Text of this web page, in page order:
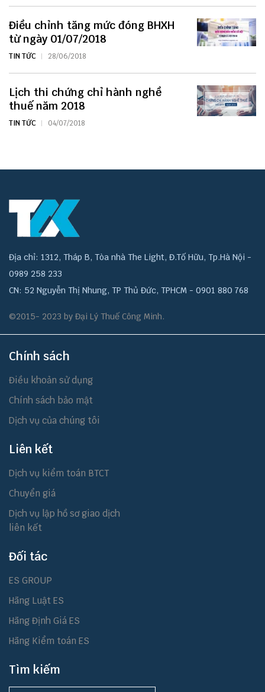
Điều chỉnh tăng mức đóng BHXH
từ ngày 01/07/2018
TIN TỨC 28/06/2018
Lịch thi chứng chỉ hành nghề
thuế năm 2018
TIN TỨC 04/07/2018
Địa chỉ: 1312, Tháp B, Tòa nhà The Light, Đ.Tố Hữu, Tp.Hà Nội -
0989 258 233
CN: 52 Nguyễn Thị Nhung, TP Thủ Đức, TPHCM - 0901 880 768
©2015- 2023 by Đại Lý Thuế Công Minh.
Chính sách
Điều khoản sử dụng
Chính sách bảo mật
Dịch vụ của chúng tôi
Liên kết
Dịch vụ kiểm toán BTCT
Chuyển giá
Dịch vụ lập hồ sơ giao dịch
liên kết
Đối tác
ES GROUP
Hãng Luật ES
Hãng Định Giá ES
Hãng Kiểm toán ES
Tìm kiếm